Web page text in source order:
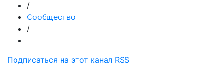
/
Сообщество
/
Подписаться на этот канал RSS